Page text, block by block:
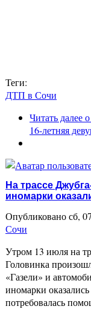
Теги:
ДТП в Сочи
Читать далее
16-летняя
На трассе
иномарки
Опубликовано сб,
Сочи
Утром 13 июля на
Головинка
«Газели» и
иномарки
потребовалась